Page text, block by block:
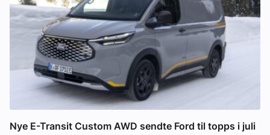
Nye E-Transit Custom AWD sendte Ford til topps i juli